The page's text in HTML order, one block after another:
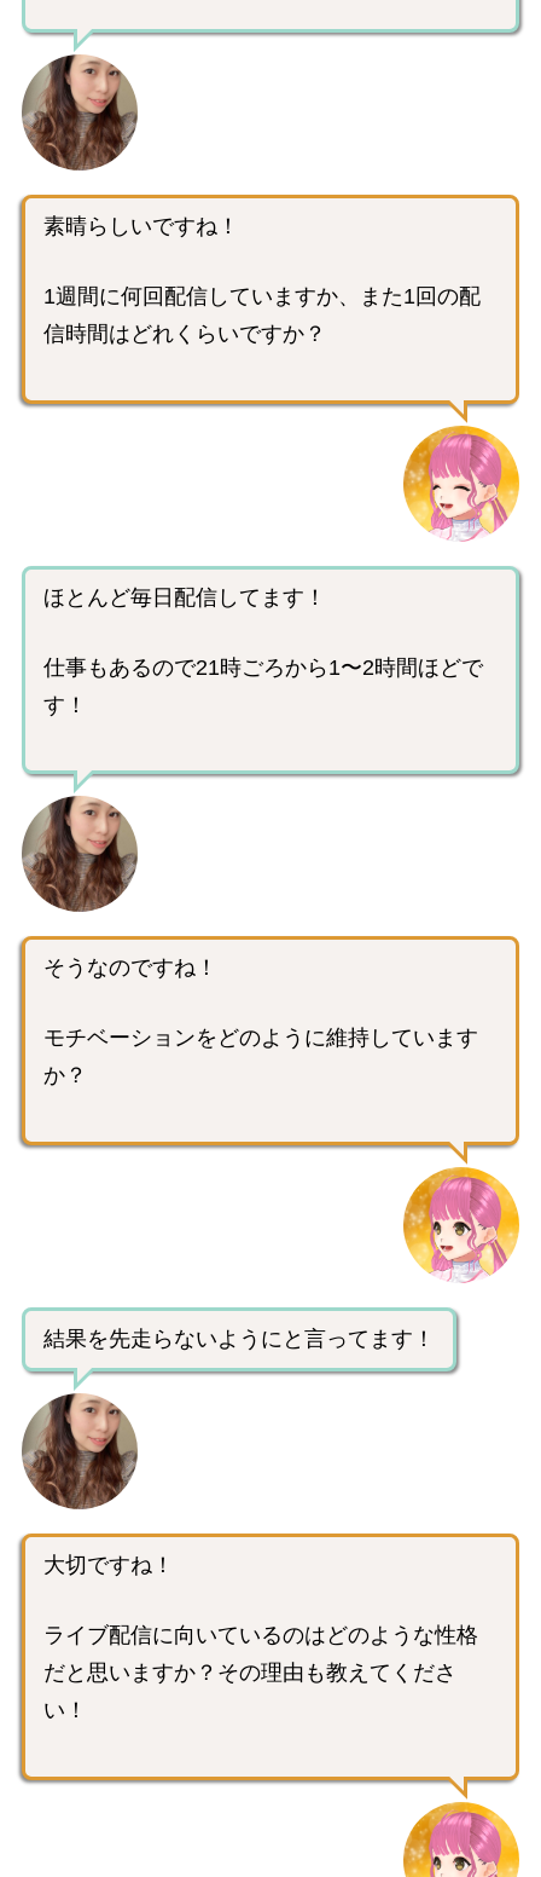
素晴らしいですね！
1週間に何回配信していますか、また1回の配
信時間はどれくらいですか？
ほとんど毎日配信してます！
仕事もあるので21時ごろから1〜2時間ほどで
す！
そうなのですね！
モチベーションをどのように維持しています
か？
結果を先走らないようにと言ってます！
大切ですね！
ライブ配信に向いているのはどのような性格
だと思いますか？その理由も教えてくださ
い！